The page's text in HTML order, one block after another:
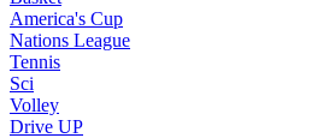
America's Cup
Nations League
Tennis
Sci
Volley
Drive UP